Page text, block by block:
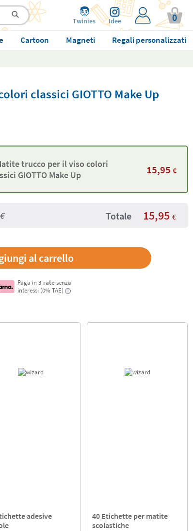
Twinies Idee 0
Cartoon Magneti
Regali personalizzati
classici GIOTTO Make Up
trucco per il viso colori
GIOTTO Make Up
15,95 €
Totale 15,95 €
Paga in 3 rate senza
interessi (0% TAE)
i
adesive
40 Etichette per matite
scolastiche